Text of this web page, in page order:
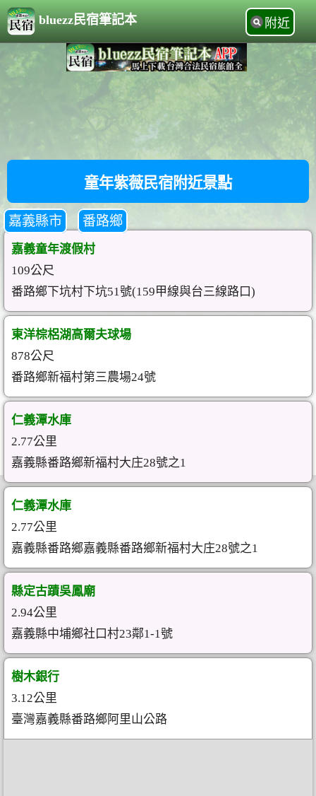
bluezz民宿筆記本 附近
童年紫薇民宿附近景點
嘉義縣市 番路鄉
嘉義童年渡假村
109公尺
番路鄉下坑村下坑51號(159甲線與台三線路口)
東洋棕梠湖高爾夫球場
878公尺
番路鄉新福村第三農場24號
仁義潭水庫
2.77公里
嘉義縣番路鄉新福村大庄28號之1
仁義潭水庫
2.77公里
嘉義縣番路鄉嘉義縣番路鄉新福村大庄28號之1
縣定古蹟吳鳳廟
2.94公里
嘉義縣中埔鄉社口村23鄰1-1號
樹木銀行
3.12公里
臺灣嘉義縣番路鄉阿里山公路